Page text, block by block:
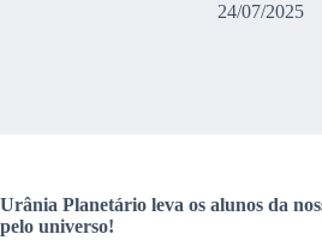
24/07/2025
Urânia Planetário leva os alunos da
pelo universo!